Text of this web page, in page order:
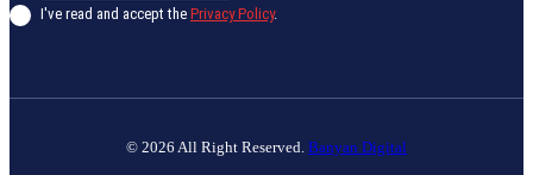
I've read and accept the Privacy Policy.
© 2026 All Right Reserved. Banyan Digital